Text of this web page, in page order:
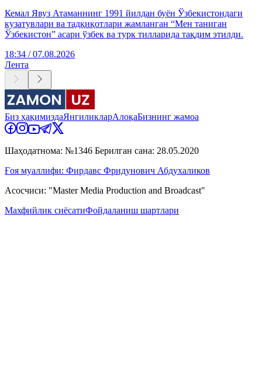
Кемал Явуз Атаманнинг 1991 йилдан буён Ўзбекистондаги
кузатувлари ва тадқиқотлари жамланган “Мен таниган
Ўзбекистон” асари ўзбек ва турк тилларида тақдим этилди.
18:34 / 07.08.2026
Лента
Биз ҳақимиздаЯнгиликларАлоқаБизнинг жамоа
Шаҳодатнома: №1346 Берилган сана: 28.05.2020
Ғоя муаллифи: Фирдавс Фридунович Абдухаликов
Асосчиси: "Master Media Production and Broadcast"
Махфийлик сиёсатиФойдаланиш шартлари